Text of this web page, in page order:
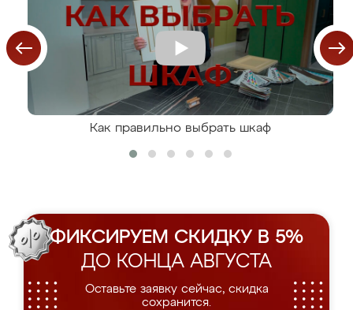
Как правильно выбрать шкаф
ФИКСИРУЕМ СКИДКУ В 5%
ДО КОНЦА АВГУСТА
Оставьте заявку сейчас, скидка
сохранится.